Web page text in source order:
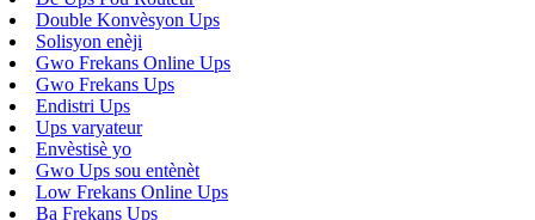
Double Konvèsyon Ups
Solisyon enèji
Gwo Frekans Online Ups
Gwo Frekans Ups
Endistri Ups
Ups varyateur
Envèstisè yo
Gwo Ups sou entènèt
Low Frekans Online Ups
Ba Frekans Ups